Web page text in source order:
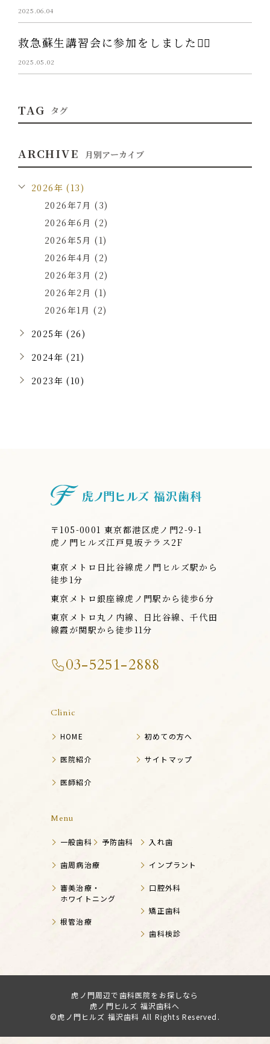
2025.06.04
救急蘇生講習会に参加をしました💁‍♀️
2025.05.02
TAG タグ
ARCHIVE 月別アーカイブ
2026年 (13)
2026年7月 (3)
2026年6月 (2)
2026年5月 (1)
2026年4月 (2)
2026年3月 (2)
2026年2月 (1)
2026年1月 (2)
2025年 (26)
2024年 (21)
2023年 (10)
〒105-0001 東京都港区虎ノ門2-9-1
虎ノ門ヒルズ江戸見坂テラス2F
東京メトロ日比谷線虎ノ門ヒルズ駅から
徒歩1分
東京メトロ銀座線虎ノ門駅から徒歩6分
東京メトロ丸ノ内線、日比谷線、千代田
線霞が関駅から徒歩11分
03-5251-2888
Clinic
HOME
医院紹介
医師紹介
初めての方へ
サイトマップ
Menu
一般歯科 予防歯科
歯周病治療
審美治療・
ホワイトニング
根管治療
入れ歯
インプラント
口腔外科
矯正歯科
歯科検診
虎ノ門周辺で歯科医院をお探しなら
虎ノ門ヒルズ 福沢歯科へ
©虎ノ門ヒルズ 福沢歯科 All Rights Reserved.